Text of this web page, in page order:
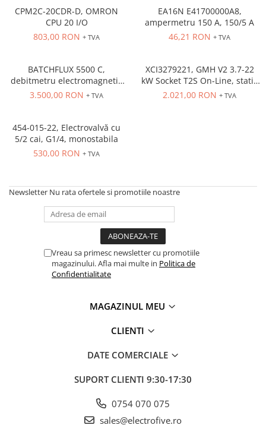
CPM2C-20CDR-D, OMRON
CPU 20 I/O
803,00 RON + TVA
EA16N E41700000A8,
ampermetru 150 A, 150/5 A
46,21 RON + TVA
BATCHFLUX 5500 C,
debitmetru electromagnetic
pentru umplere volumetrica
3.500,00 RON + TVA
XCI3279221, GMH V2 3.7-22
kW Socket T2S On-Line, statie
incarcare masina electrica
2.021,00 RON + TVA
454-015-22, Electrovalvă cu
5/2 cai, G1/4, monostabila
530,00 RON + TVA
Newsletter Nu rata ofertele si promotiile noastre
Vreau sa primesc newsletter cu promotiile
magazinului. Afla mai multe in Politica de
Confidentialitate
MAGAZINUL MEU
CLIENTI
DATE COMERCIALE
SUPORT CLIENTI 9:30-17:30
0754 070 075
sales@electrofive.ro